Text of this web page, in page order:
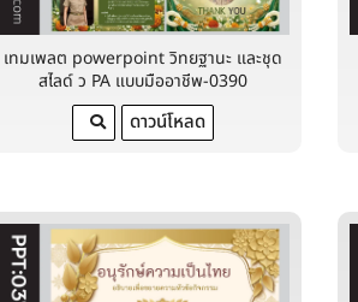
เทมเพลต powerpoint วิทยฐานะ และชุด
สไลด์ ว PA แบบมืออาชีพ-0390
ดาวน์โหลด